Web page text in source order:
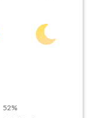
52%